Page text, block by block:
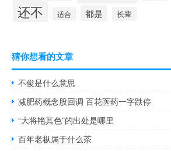
还不 适合 都是 长辈
猜你想看的文章
不俊是什么意思
减肥药概念股回调 百花医药一字跌停
“大将艳其色”的出处是哪里
百年老枞属于什么茶